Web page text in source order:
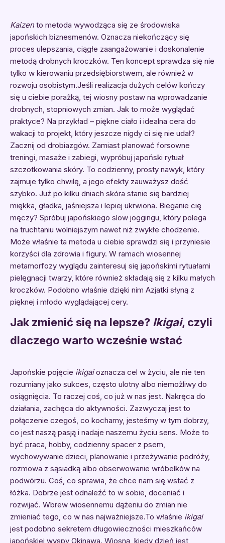
Kaizento metoda wywodząca się ze środowiska
japońskich biznesmenów. Oznacza niekończący się
proces ulepszania, ciągłe zaangażowanie i doskonalenie
metodą drobnych kroczków. Ten koncept sprawdza się nie
tylko w kierowaniu przedsiębiorstwem, ale również w
rozwoju osobistym.Jeśli realizacja dużych celów kończy
się u ciebie porażką, tej wiosny postaw na wprowadzanie
drobnych, stopniowych zmian. Jak to może wyglądać
praktyce? Na przykład – piękne ciało i idealna cera do
wakacji to projekt, który jeszcze nigdy ci się nie udał?
Zacznij od drobiazgów. Zamiast planować forsowne
treningi, masaże i zabiegi, wypróbuj japoński rytuał
szczotkowania skóry. To codzienny, prosty nawyk, który
zajmuje tylko chwilę, a jego efekty zauważysz dość
szybko. Już po kilku dniach skóra stanie się bardziej
miękka, gładka, jaśniejsza i lepiej ukrwiona. Bieganie cię
męczy? Spróbuj japońskiego slow joggingu, który polega
na truchtaniu wolniejszym nawet niż zwykłe chodzenie.
Może właśnie ta metoda u ciebie sprawdzi się i przyniesie
korzyści dla zdrowia i figury. W ramach wiosennej
metamorfozy wyglądu zainteresuj się japońskimi rytuałami
pielęgnacji twarzy, które również składają się z kilku małych
kroczków. Podobno właśnie dzięki nim Azjatki słyną z
pięknej i młodo wyglądającej cery.
Jak zmienić się na lepsze? Ikigai, czyli
dlaczego warto wcześnie wstać
Japońskie pojęcie ikigaioznacza cel w życiu, ale nie ten
rozumiany jako sukces, często ulotny albo niemożliwy do
osiągnięcia. To raczej coś, co już w nas jest. Nakręca do
działania, zachęca do aktywności. Zazwyczaj jest to
połączenie czegoś, co kochamy, jesteśmy w tym dobrzy,
co jest naszą pasją i nadaje naszemu życiu sens. Może to
być praca, hobby, codzienny spacer z psem,
wychowywanie dzieci, planowanie i przeżywanie podróży,
rozmowa z sąsiadką albo obserwowanie wróbelków na
podwórzu. Coś, co sprawia, że chce nam się wstać z
łóżka. Dobrze jest odnaleźć to w sobie, doceniać i
rozwijać. Wbrew wiosennemu dążeniu do zmian nie
zmieniać tego, co w nas najważniejsze.To właśnie ikigai
jest podobno sekretem długowieczności mieszkańców
japońskiej wyspy Okinawa. Wiosną, kiedy dzień jest